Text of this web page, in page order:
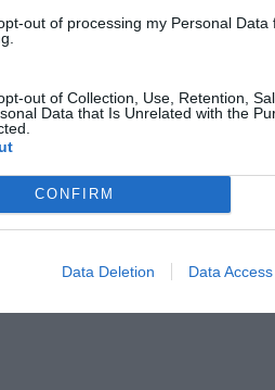
out of processing my Personal Data
out of Collection, Use, Retention,
Data that Is Unrelated with the
CONFIRM
Data Deletion Data Access